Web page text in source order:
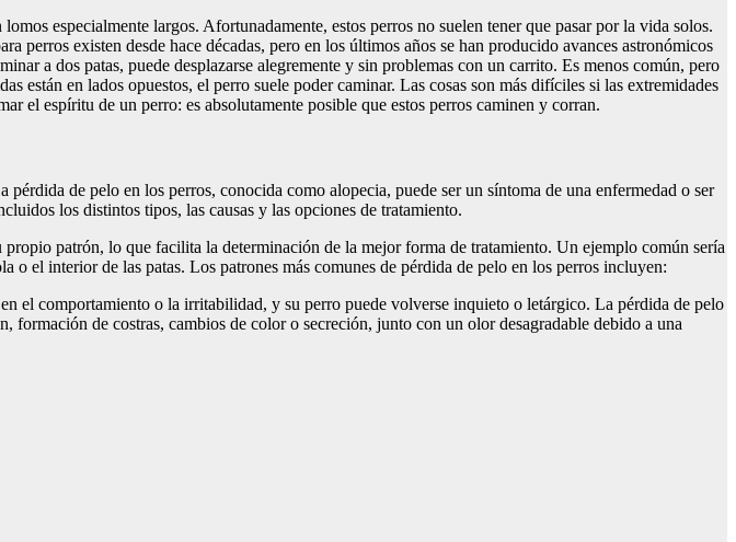
especialmente largos. Afortunadamente, estos perros no suelen tener que pasar por la vida solos.
perros existen desde hace décadas, pero en los últimos años se han producido avances astronómicos
a dos patas, puede desplazarse alegremente y sin problemas con un carrito. Es menos común, pero
están en lados opuestos, el perro suele poder caminar. Las cosas son más difíciles si las extremidades
el espíritu de un perro: es absolutamente posible que estos perros caminen y corran.
de pelo en los perros, conocida como alopecia, puede ser un síntoma de una enfermedad o ser
los distintos tipos, las causas y las opciones de tratamiento.
patrón, lo que facilita la determinación de la mejor forma de tratamiento. Un ejemplo común sería
el interior de las patas. Los patrones más comunes de pérdida de pelo en los perros incluyen:
el comportamiento o la irritabilidad, y su perro puede volverse inquieto o letárgico. La pérdida de pelo
de costras, cambios de color o secreción, junto con un olor desagradable debido a una